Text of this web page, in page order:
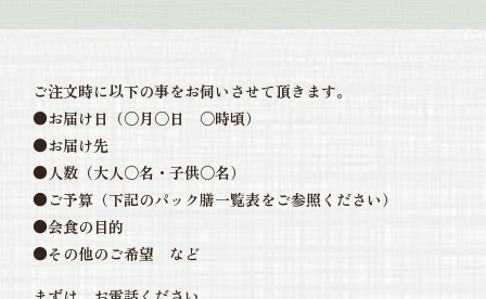
ご注文時に以下の事をお伺いさせて頂きます。
●お届け日（○月○日 ○時頃）
●お届け先
●人数（大人○名・子供○名）
●ご予算（下記のパック膳一覧表をご参照ください）
●会食の目的
●その他のご希望 など